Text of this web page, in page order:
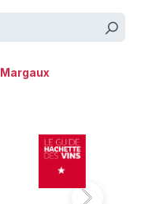
Margaux